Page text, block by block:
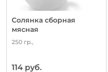
Солянка сборная
мясная
250 гр.,
114 руб.